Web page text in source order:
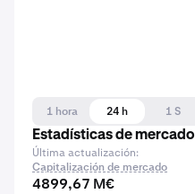
1 hora 24 h 1 S
Estadísticas de mercado
Última actualización:
Capitalización de mercado
4899,67 M€